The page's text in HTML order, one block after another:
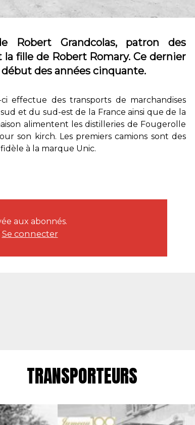
Robert Grandcolas, patron des
fille de Robert Romary. Ce dernier
des années cinquante.
effectue des transports de marchandises
et du sud-est de la France ainsi que de la
alimentent les distilleries de Fougerolle
son kirch. Les premiers camions sont des
à la marque Unic.
aux abonnés.
Se connecter
TRANSPORTEURS